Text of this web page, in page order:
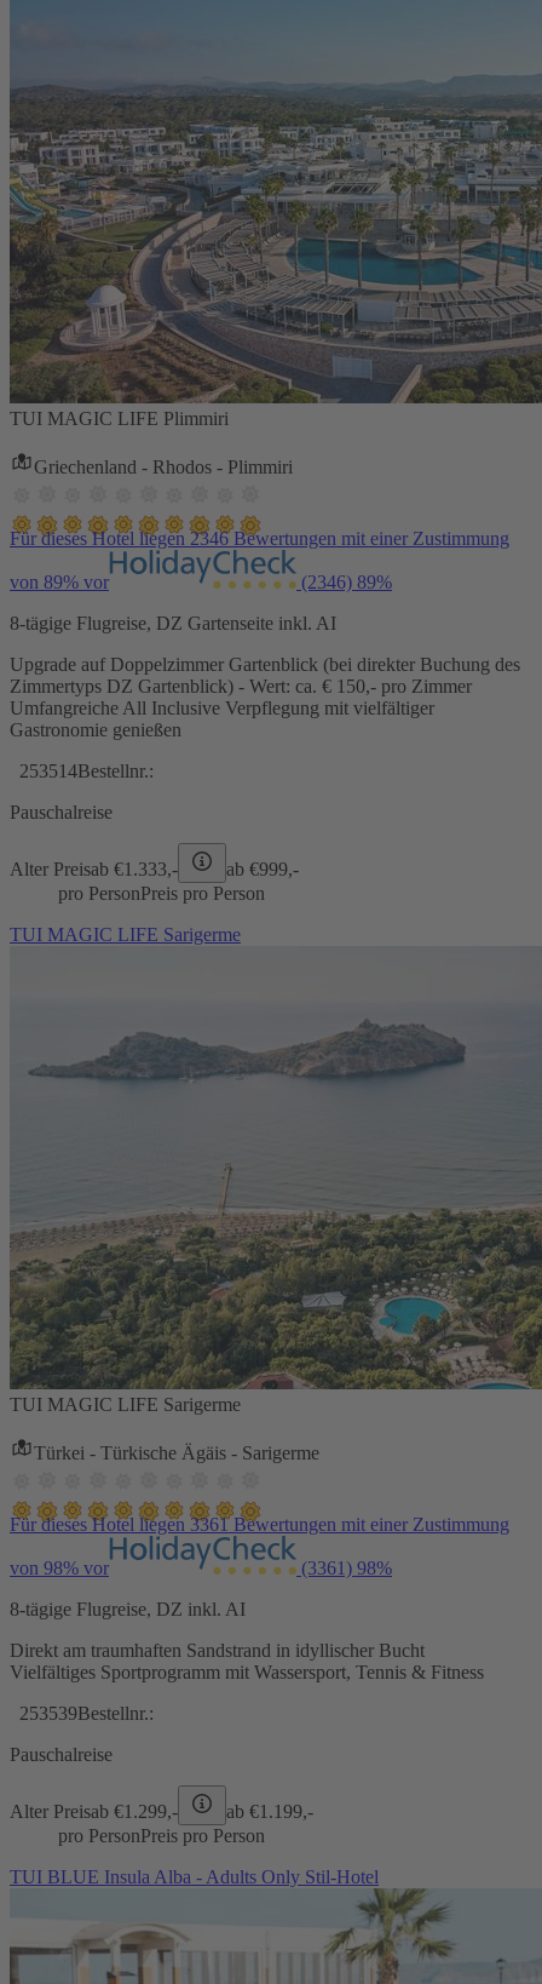
TUI MAGIC LIFE Plimmiri
Griechenland - Rhodos - Plimmiri
Für dieses Hotel liegen 2346 Bewertungen mit einer Zustimmung
von 89% vor (2346) 89%
8-tägige Flugreise, DZ Gartenseite inkl. AI
Upgrade auf Doppelzimmer Gartenblick (bei direkter Buchung des
Zimmertyps DZ Gartenblick) - Wert: ca. € 150,- pro Zimmer
Umfangreiche All Inclusive Verpflegung mit vielfältiger
Gastronomie genießen
253514Bestellnr.:
Pauschalreise
Alter Preisab €1.333,- ab €999,-
pro PersonPreis pro Person
TUI MAGIC LIFE Sarigerme
TUI MAGIC LIFE Sarigerme
Türkei - Türkische Ägäis - Sarigerme
Für dieses Hotel liegen 3361 Bewertungen mit einer Zustimmung
von 98% vor (3361) 98%
8-tägige Flugreise, DZ inkl. AI
Direkt am traumhaften Sandstrand in idyllischer Bucht
Vielfältiges Sportprogramm mit Wassersport, Tennis & Fitness
253539Bestellnr.:
Pauschalreise
Alter Preisab €1.299,- ab €1.199,-
pro PersonPreis pro Person
TUI BLUE Insula Alba - Adults Only Stil-Hotel